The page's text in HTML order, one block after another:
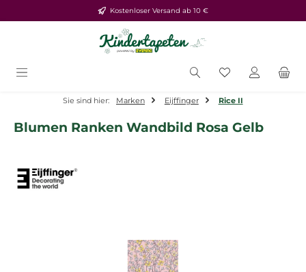
Zum Hauptinhalt springenKostenloser Versand ab 10 €
Du hast 0
Sie sind hier: Marken Eijffinger Rice II
Blumen Ranken Wandbild Rosa Gelb
Bildergalerie überspringen